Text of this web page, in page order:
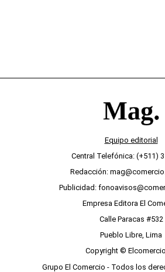
Equipo editorial
Central Telefónica: (+511)
Redacción:
Publicidad:
Empresa Editora El
Calle Paracas #532
Pueblo Libre, Lima
Copyright ©
Grupo El Comercio - Todos los